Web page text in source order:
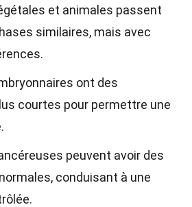
et animales passent
similaires, mais avec
ont des
courtes pour permettre une
peuvent avoir des
conduisant à une